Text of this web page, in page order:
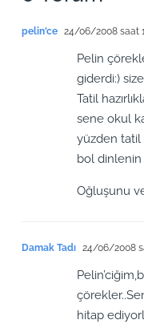
pelin'ce 24/06/2008 saat
Pelin
giderdi:)
Tatil
sene okul
yüzden tatil
bol dinlenin
Oğluşunu
Damak Tadı 24/06/2008
hitap